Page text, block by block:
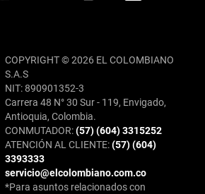
COPYRIGHT © 2026 EL COLOMBIANO
S.A.S
NIT: 890901352-3
Carrera 48 N° 30 Sur - 119, Envigado,
Antioquia, Colombia.
CONMUTADOR:(57) (604) 3315252
ATENCIÓN AL CLIENTE:(57) (604)
3393333
servicio@elcolombiano.com.co
*Para asuntos relacionados con